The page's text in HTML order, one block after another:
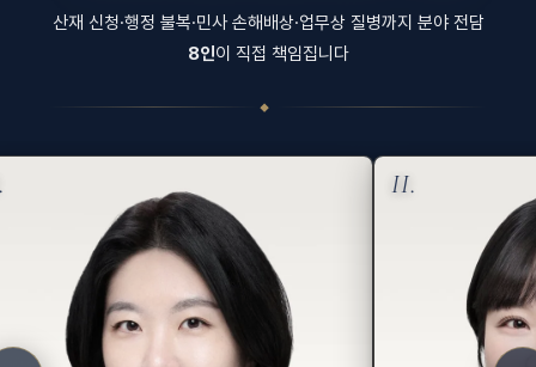
산재 신청·행정 불복·민사 손해배상·업무상 질병까지 분야 전담
8인이 직접 책임집니다
◆
II.